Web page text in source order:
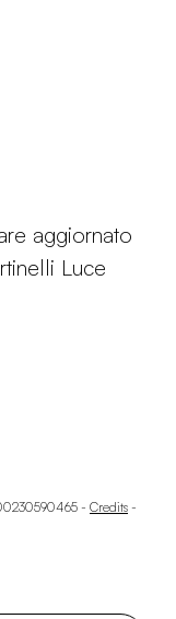
aggiornato
Luce
- Credits -